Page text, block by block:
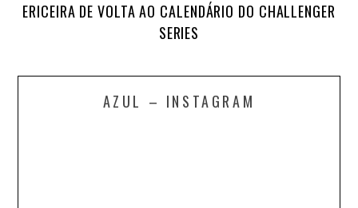
ERICEIRA DE VOLTA AO CALENDÁRIO DO CHALLENGER
SERIES
AZUL – INSTAGRAM